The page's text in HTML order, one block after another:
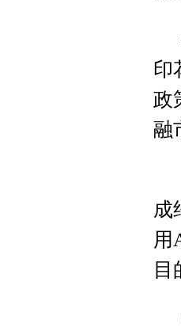
印
政
融
成
用
目